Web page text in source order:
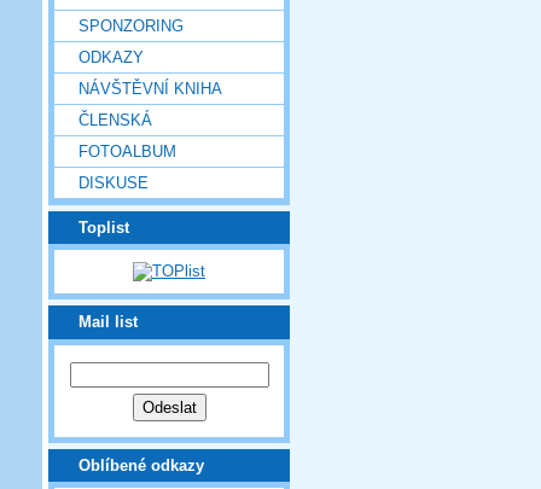
SPONZORING
ODKAZY
NÁVŠTĚVNÍ KNIHA
ČLENSKÁ
FOTOALBUM
DISKUSE
Toplist
Mail list
Oblíbené odkazy